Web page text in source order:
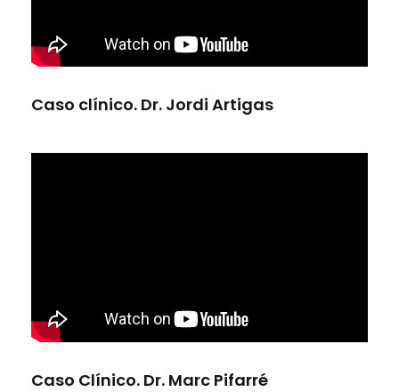
Caso clínico. Dr. Jordi Artigas
Caso Clínico. Dr. Marc Pifarré